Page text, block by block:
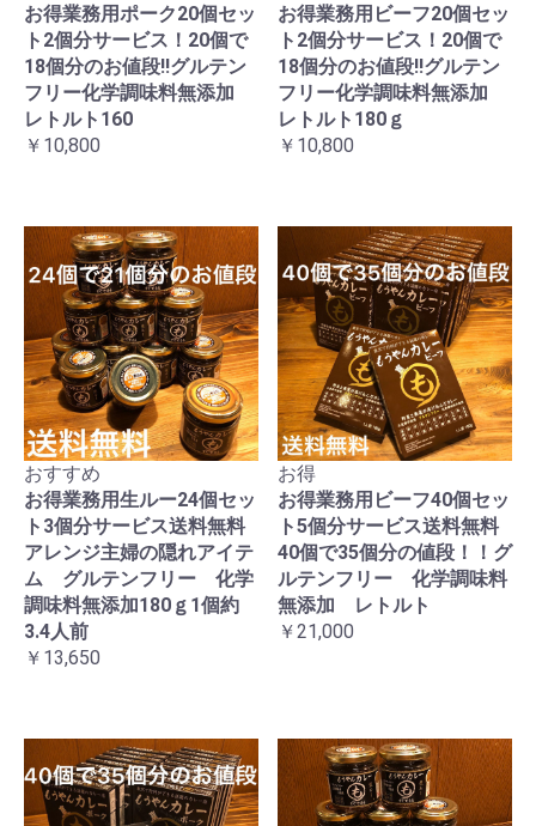
お得業務用ポーク20個セッ
ト2個分サービス！20個で
18個分のお値段!!グルテン
フリー化学調味料無添加
レトルト160
￥10,800
お得業務用ビーフ20個セッ
ト2個分サービス！20個で
18個分のお値段!!グルテン
フリー化学調味料無添加
レトルト180ｇ
￥10,800
おすすめ
お得業務用生ルー24個セッ
ト3個分サービス送料無料
アレンジ主婦の隠れアイテ
ム グルテンフリー 化学
調味料無添加180ｇ1個約
3.4人前
￥13,650
お得
お得業務用ビーフ40個セッ
ト5個分サービス送料無料
40個で35個分の値段！！グ
ルテンフリー 化学調味料
無添加 レトルト
￥21,000